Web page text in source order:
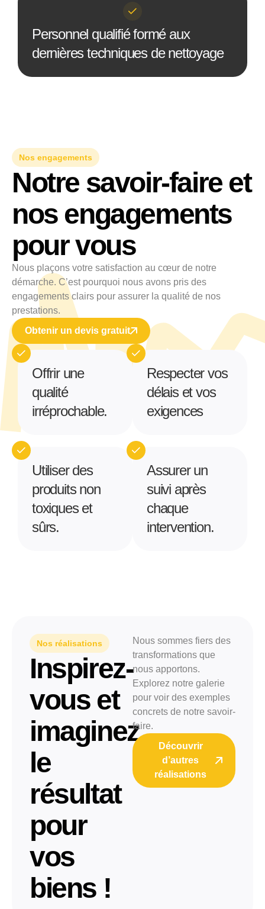
Personnel qualifié formé aux
dernières techniques de nettoyage
Offrir une
qualité
irréprochable.
Respecter vos
délais et vos
exigences
Utiliser des
produits non
toxiques et
sûrs.
Assurer un
suivi après
chaque
intervention.
Nos engagements
Notre savoir-faire et
nos engagements
pour vous
Nous plaçons votre satisfaction au cœur de notre
démarche. C’est pourquoi nous avons pris des
engagements clairs pour assurer la qualité de nos
prestations.
Obtenir un devis gratuit
Nos réalisations
Inspirez-
vous et
imaginez
le
résultat
pour
vos
biens !
Nous sommes fiers des
transformations que
nous apportons.
Explorez notre galerie
pour voir des exemples
concrets de notre savoir-
faire.
Découvrir
d’autres
réalisations